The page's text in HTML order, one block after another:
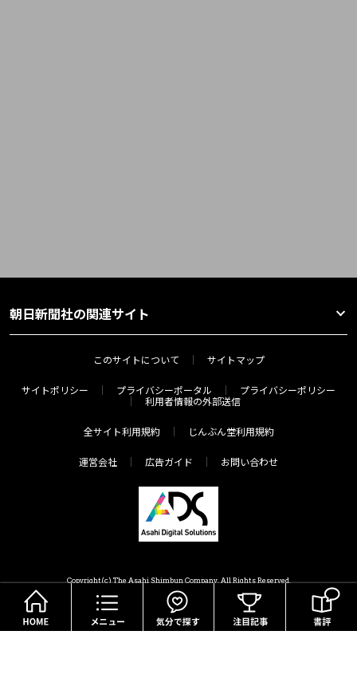
朝日新聞社の関連サイト
このサイトについて サイトマップ
サイトポリシー プライバシーポータル
プライバシーポリシー
利用者情報の外部送信
全サイト利用規約 じんぶん堂利用規約
運営会社 広告ガイド お問い合わせ
Copyright(c) The Asahi Shimbun Company. All Rights Reserved.